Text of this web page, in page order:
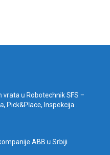
vrata u Robotechnik SFS –
Pick&Place, Inspekcija...
ABB u Srbiji